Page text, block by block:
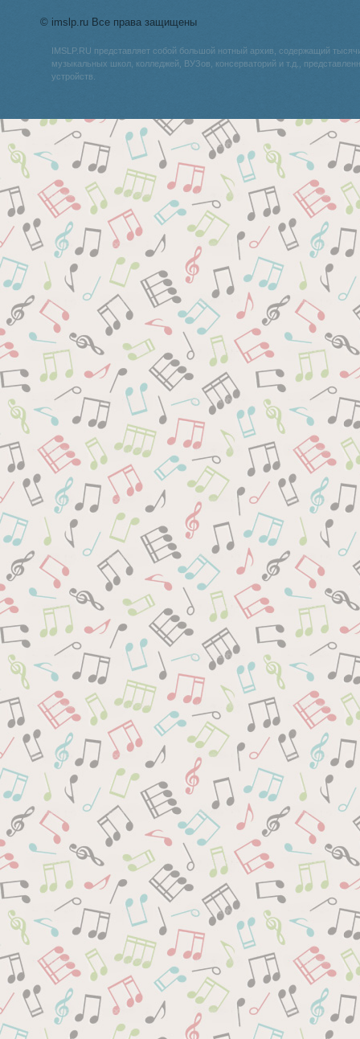
© imslp.ru Все права защищены
IMSLP.RU представляет собой большой нотный архив, содержащий
музыкальных школ, колледжей, ВУЗов, консерваторий и т.д.,
устройств.